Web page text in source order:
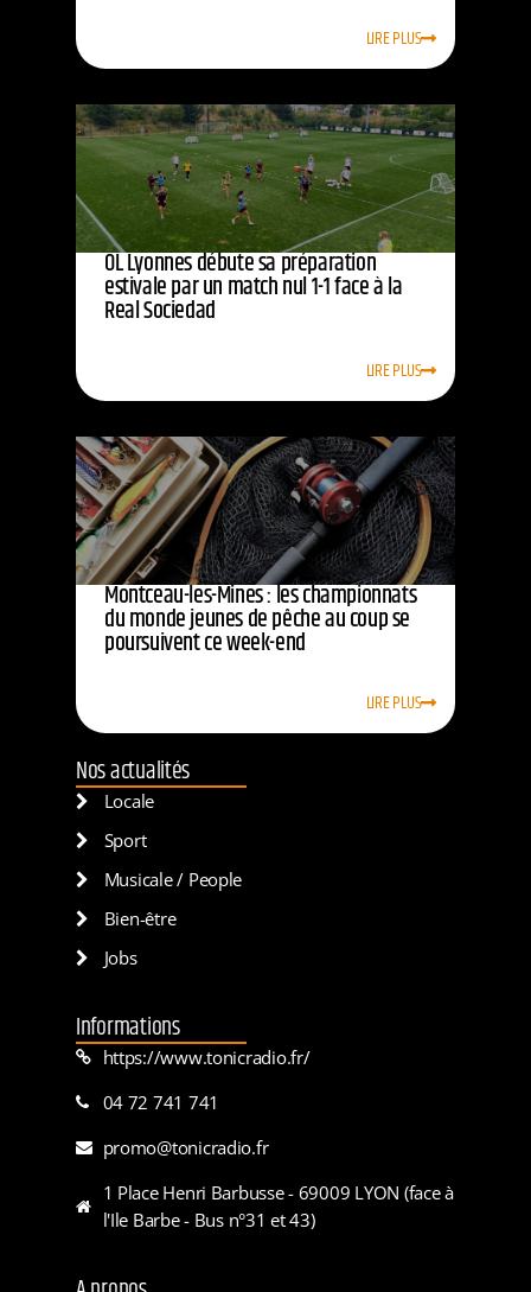
LIRE PLUS
OL Lyonnes débute sa préparation
estivale par un match nul 1-1 face à la
Real Sociedad
LIRE PLUS
Montceau-les-Mines : les championnats
du monde jeunes de pêche au coup se
poursuivent ce week-end
LIRE PLUS
Nos actualités
Locale
Sport
Musicale / People
Bien-être
Jobs
Informations
https://www.tonicradio.fr/
04 72 741 741
promo@tonicradio.fr
1 Place Henri Barbusse - 69009 LYON (face à
l'Ile Barbe - Bus n°31 et 43)